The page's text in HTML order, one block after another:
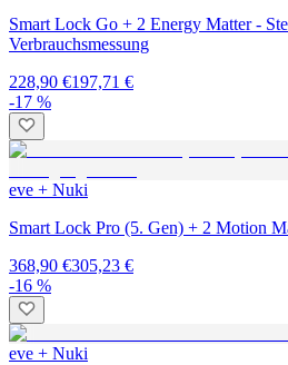
Smart Lock Go + 2 Energy Matter -
Verbrauchsmessung
228,90 €197,71 €
-17 %
eve + Nuki
Smart Lock Pro (5. Gen) + 2 Motion
368,90 €305,23 €
-16 %
eve + Nuki